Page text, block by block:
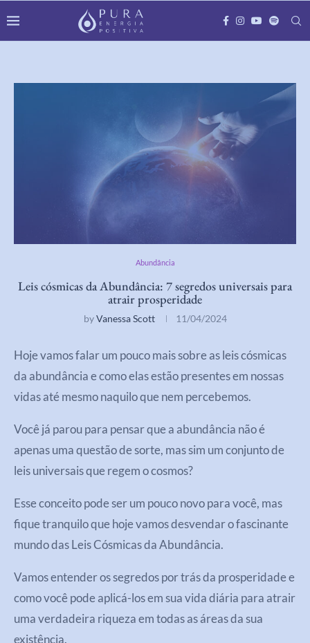
Abundância
Leis cósmicas da Abundância: 7 segredos universais para
atrair prosperidade
byVanessa Scott 11/04/2024
Hoje vamos falar um pouco mais sobre as leis cósmicas
da abundância e como elas estão presentes em nossas
vidas até mesmo naquilo que nem percebemos.
Você já parou para pensar que a abundância não é
apenas uma questão de sorte, mas sim um conjunto de
leis universais que regem o cosmos?
Esse conceito pode ser um pouco novo para você, mas
fique tranquilo que hoje vamos desvendar o fascinante
mundo das Leis Cósmicas da Abundância.
Vamos entender os segredos por trás da prosperidade e
como você pode aplicá-los em sua vida diária para atrair
uma verdadeira riqueza em todas as áreas da sua
existência.